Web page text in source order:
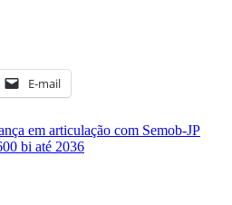
E-mail
em articulação com Semob-JP
bi até 2036